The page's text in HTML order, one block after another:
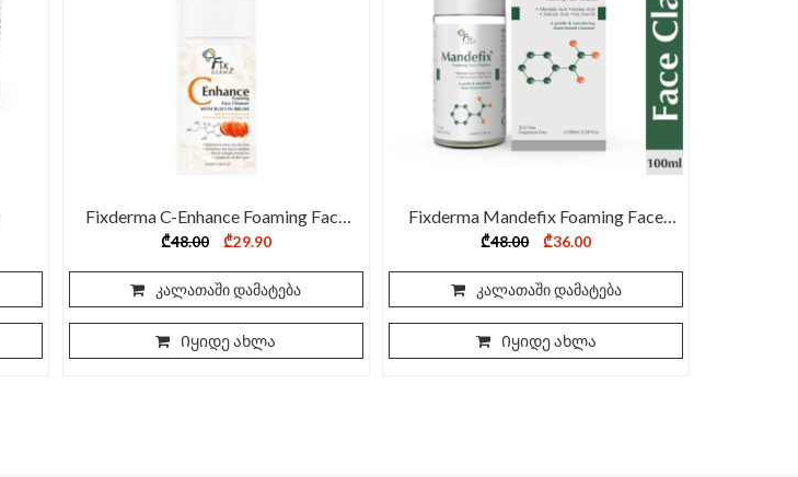
Fixderma C-Enhance Foaming Face
Cleanser
₾48.00 Original
was:
₾48.00.
₾29.90Current
is:
₾29.90.
კალათაში დამატება
Იყიდე ახლა
Fixderma Mandefix Foaming Face
Cleanser 100ml
₾48.00 Original
was:
₾48.00.
₾36.00Current
is:
₾36.00.
კალათაში დამატება
Იყიდე ახლა